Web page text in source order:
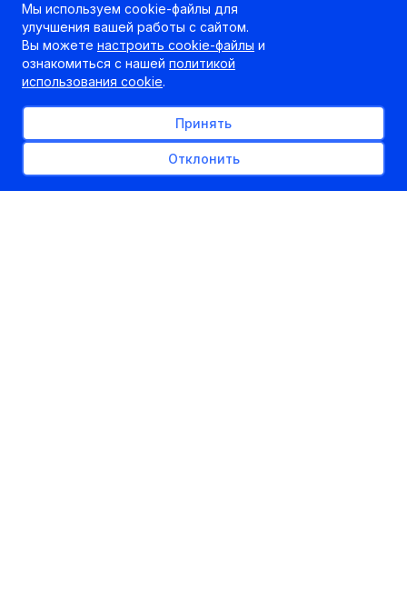
Мы используем cookie-файлы для
улучшения вашей работы с сайтом.
Вы можете настроить cookie-файлы и
ознакомиться с нашей политикой
использования cookie.
Принять
Отклонить